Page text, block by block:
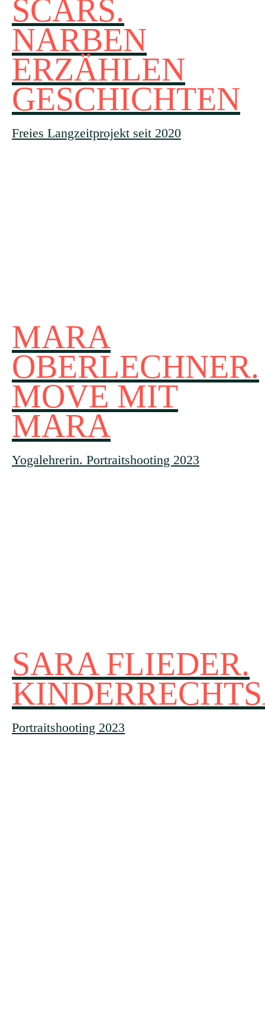
SCARS.
NARBEN
ERZÄHLEN
GESCHICHTEN
Freies Langzeitprojekt seit 2020
MARA
OBERLECHNER.
MOVE MIT
MARA
Yogalehrerin. Portraitshooting 2023
SARA FLIEDER.
Portraitshooting 2023